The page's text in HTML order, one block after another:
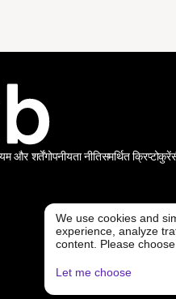
और शर्तेंगोपनीयता नीतिसमर्थित
We use cookies and
experience, analyze
content. Please
Let me choose